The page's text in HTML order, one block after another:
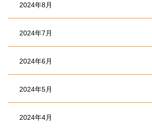
2024年8月
2024年7月
2024年6月
2024年5月
2024年4月